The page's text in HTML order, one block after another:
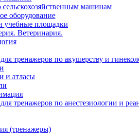
машинам
оборудование
учебные площадки
Ветеринария.
тренажеров по акушерству и
и атласы
тренажеров по анестезиологии и
(тренажеры)